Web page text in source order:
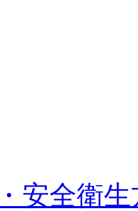
安全衛生